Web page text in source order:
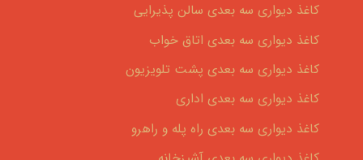
کاغذ دیواری سه بعدی سالن پذیرایی
کاغذ دیواری سه بعدی اتاق خواب
کاغذ دیواری سه بعدی پشت تلویزیون
کاغذ دیواری سه بعدی اداری
کاغذ دیواری سه بعدی راه پله و راهرو